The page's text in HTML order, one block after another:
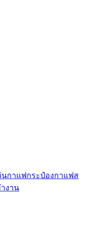
นกาแฟกระป๋องกาแฟส
งาน